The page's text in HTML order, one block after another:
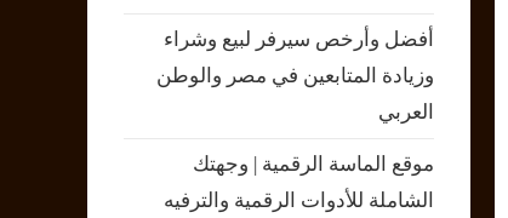
أفضل وأرخص سيرفر لبيع وشراء
وزيادة المتابعين في مصر والوطن
العربي
موقع الماسة الرقمية | وجهتك
الشاملة للأدوات الرقمية والترفيه